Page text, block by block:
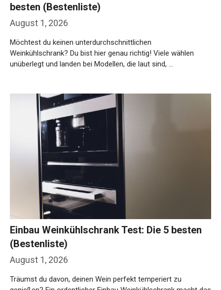
August 1, 2026
besten (Bestenliste)
Möchtest du keinen unterdurchschnittlichen
Weinkühlschrank? Du bist hier genau richtig! Viele wählen
unüberlegt und landen bei Modellen, die laut sind, …
August 1, 2026
Einbau Weinkühlschrank Test: Die 5 besten
(Bestenliste)
Träumst du davon, deinen Wein perfekt temperiert zu